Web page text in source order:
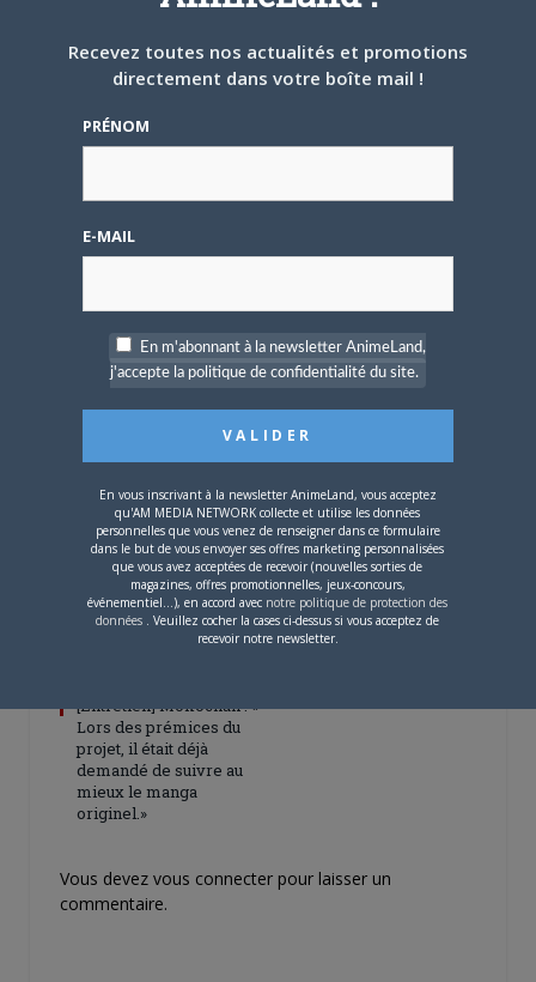
disponible !
4 AOÛT 2026 0
Une nouvelle série TV
Digimon en préparation
pour 2027
[Entretien] Mokochan : «
Lors des prémices du
projet, il était déjà
demandé de suivre au
mieux le manga
originel.»
Vous devez vous connecter pour laisser un
commentaire.
Recevez toutes nos actualités et promotions
directement dans votre boîte mail !
PRÉNOM
E-MAIL
En m'abonnant à la newsletter AnimeLand,
j'accepte la politique de confidentialité du site.
En vous inscrivant à la newsletter AnimeLand, vous acceptez
qu'AM MEDIA NETWORK collecte et utilise les données
personnelles que vous venez de renseigner dans ce formulaire
dans le but de vous envoyer ses offres marketing personnalisées
que vous avez acceptées de recevoir (nouvelles sorties de
magazines, offres promotionnelles, jeux-concours,
événementiel...), en accord avec notre politique de protection des
données . Veuillez cocher la cases ci-dessus si vous acceptez de
recevoir notre newsletter.